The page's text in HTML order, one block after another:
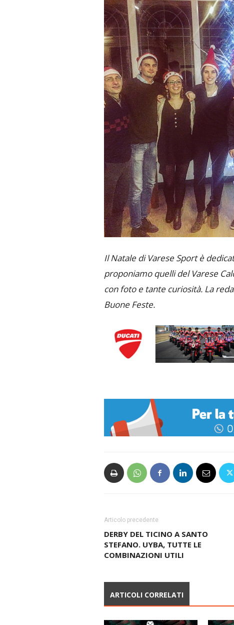
Il Natale di Varese Sport è
proponiamo quelli del Varese
con foto e tante curiosità. La
Buone Feste.
Articolo precedente
DERBY DEL TICINO A SANTO
STEFANO. UYBA, TUTTE LE
COMBINAZIONI UTILI
ARTICOLI CORRELATI